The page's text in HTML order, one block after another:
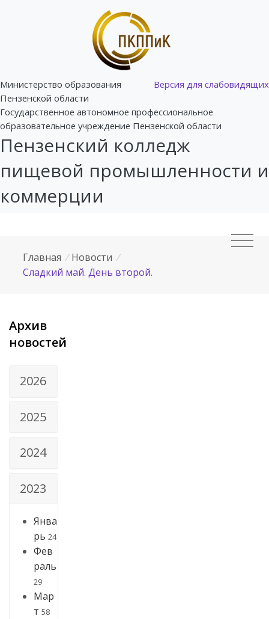
Версия для слабовидящих
Министерство образования
Пензенской области
Государственное автономное профессиональное
образовательное учреждение Пензенской области
Пензенский колледж
пищевой промышленности и
коммерции
Главная / Новости /
Сладкий май. День второй.
Архив
новостей
2026
2025
2024
2023
Янва
рь 24
Фев
раль
29
Мар
т 58